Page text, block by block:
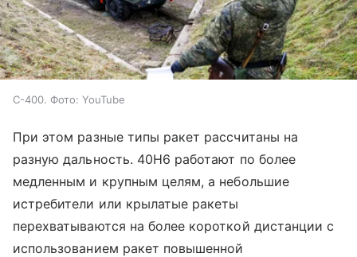
С-400. Фото: YouTube
При этом разные типы ракет рассчитаны на
разную дальность. 40Н6 работают по более
медленным и крупным целям, а небольшие
истребители или крылатые ракеты
перехватываются на более короткой дистанции с
использованием ракет повышенной